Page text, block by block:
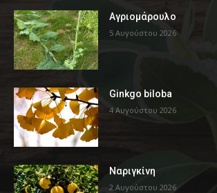
Αγριομάρουλο
5 Αυγούστου 2026
Ginkgo biloba
4 Αυγούστου 2026
Ναριγκίνη
2 Αυγούστου 2026